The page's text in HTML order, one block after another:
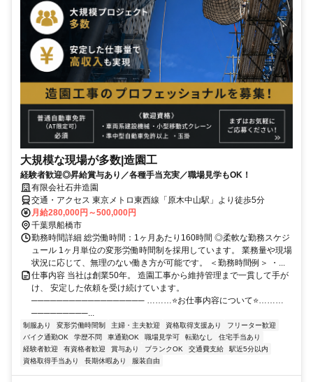
大規模な現場が多数|造園工
経験者歓迎◎昇給賞与あり／各種手当充実／職場見学もOK！
有限会社石井造園
交通・アクセス 東京メトロ東西線「原木中山駅」より徒歩5分
月給280,000円～500,000円
千葉県船橋市
勤務時間詳細 総労働時間：1ヶ月あたり160時間 ◎柔軟な勤務スケジ
ュール 1ヶ月単位の変形労働時間制を採用しています。 業務量や現場
状況に応じて、無理のない働き方が可能です。 ＜勤務時間例＞ ・...
仕事内容 当社は創業50年。 造園工事から維持管理まで一貫して手が
け、 安定した依頼を受け続けています。
────────────────── ………⭐お仕事内容について⭐………
─────────...
制服あり 変形労働時間制 主婦・主夫歓迎 資格取得支援あり
フリーター歓迎
バイク通勤OK
学歴不問 車通勤OK 職場見学可 転勤なし
住宅手当あり
経験者歓迎
有資格者歓迎 賞与あり ブランクOK 交通費支給
駅近5分以内
資格取得手当あり
長期休暇あり 服装自由